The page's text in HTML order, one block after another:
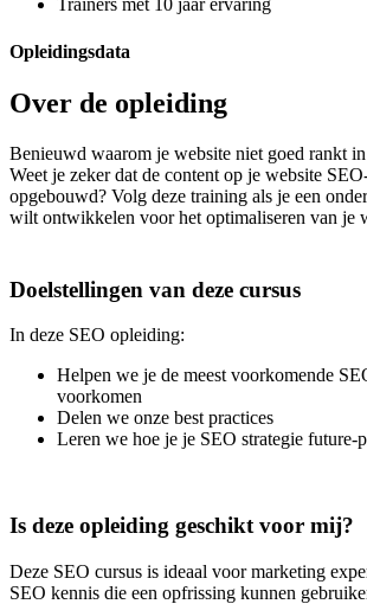
Trainers met 10 jaar ervaring
Opleidingsdata
Over de opleiding
Benieuwd waarom je website niet goed rankt
Weet je zeker dat de content op je website
opgebouwd? Volg deze training als je een
wilt ontwikkelen voor het optimaliseren van je
Doelstellingen van deze cursus
In deze SEO opleiding:
Helpen we je de meest voorkomende
voorkomen
Delen we onze best practices
Leren we hoe je je SEO strategie future-
Is deze opleiding geschikt voor mij?
Deze SEO cursus is ideaal voor marketing
SEO kennis die een opfrissing kunnen